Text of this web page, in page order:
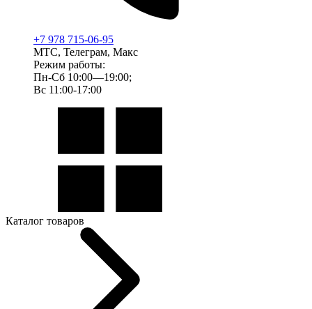
+7 978 715-06-95
МТС, Телеграм, Макс
Режим работы:
Пн-Сб 10:00—19:00;
Вс 11:00-17:00
Каталог товаров